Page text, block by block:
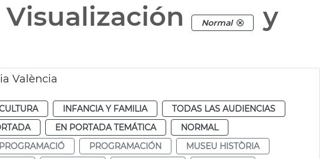
Normal
y
València
INFANCIA Y FAMILIA
TODAS LAS AUDIENCIAS
EN PORTADA TEMÁTICA
NORMAL
PROGRAMACIÓ PROGRAMACIÓN
MUSEU HISTÒRIA